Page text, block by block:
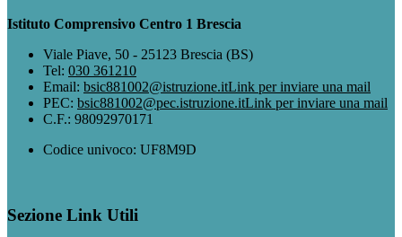
Istituto Comprensivo Centro 1 Brescia
Viale Piave, 50 - 25123 Brescia (BS)
Tel: 030 361210
Email: bsic881002@istruzione.itLink per inviare una mail
PEC: bsic881002@pec.istruzione.itLink per inviare una mail
C.F.: 98092970171
Codice univoco: UF8M9D
Sezione Link Utili